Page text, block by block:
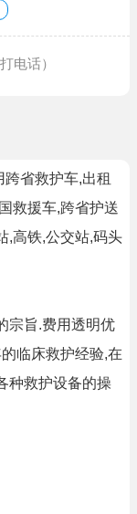
电话）
省救护车,出租
救援车,跨省护送
,高铁,公交站,码头
宗旨.费用透明优
临床救护经验,在
种救护设备的操